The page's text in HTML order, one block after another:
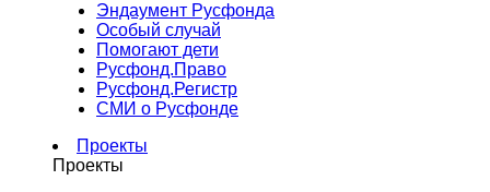
Эндаумент Русфонда
Особый случай
Помогают дети
Русфонд.Право
Русфонд.Регистр
СМИ о Русфонде
Проекты
Проекты